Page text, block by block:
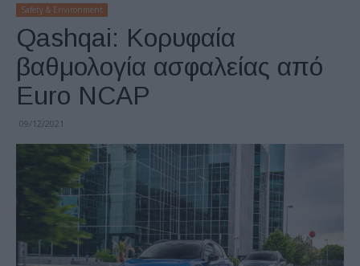
Safety & Environment
Qashqai: Κορυφαία
βαθμολογία ασφαλείας από
Euro NCAP
09/12/2021